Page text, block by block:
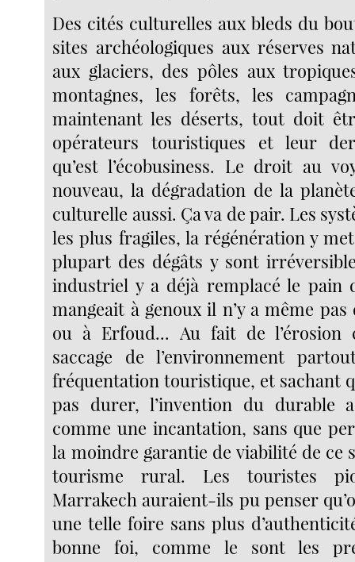
Des cités culturelles aux bleds du
sites archéologiques aux réserves
aux glaciers, des pôles aux
montagnes, les forêts, les
maintenant les déserts, tout doit
opérateurs touristiques et leur
qu’est l’écobusiness. Le droit au
nouveau, la dégradation de la
culturelle aussi. Ça va de pair. Les
les plus fragiles, la régénération y
plupart des dégâts y sont
industriel y a déjà remplacé le pain
mangeait à genoux il n’y a même
ou à Erfoud... Au fait de
saccage de l’environnement
fréquentation touristique, et sachant
pas durer, l’invention du durable
comme une incantation, sans que
la moindre garantie de viabilité de ce
tourisme rural. Les touristes
Marrakech auraient-ils pu penser
une telle foire sans plus
bonne foi, comme le sont les